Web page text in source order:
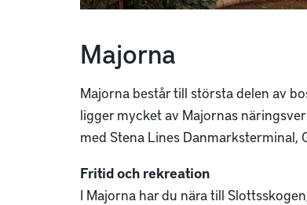
Majorna
Majorna består till största delen av
ligger mycket av Majornas
med Stena Lines Danmarksterminal,
Fritid och rekreation
I Majorna har du nära till